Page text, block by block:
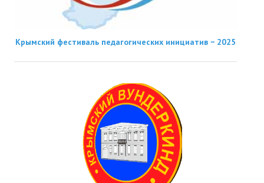
Крымский фестиваль педагогических инициатив − 2025